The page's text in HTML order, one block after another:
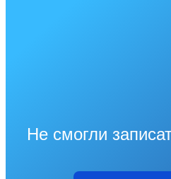
Не смогли